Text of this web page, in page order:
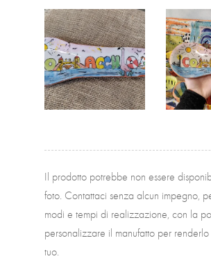
Il prodotto potrebbe non essere
foto. Contattaci senza alcun impegno,
modi e tempi di realizzazione, con la
personalizzare il manufatto per
tuo.